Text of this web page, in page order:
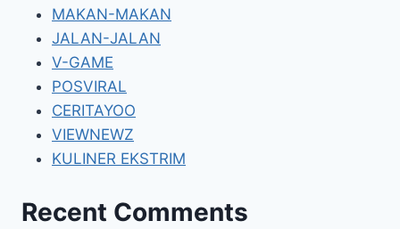
MAKAN-MAKAN
JALAN-JALAN
V-GAME
POSVIRAL
CERITAYOO
VIEWNEWZ
KULINER EKSTRIM
Recent Comments